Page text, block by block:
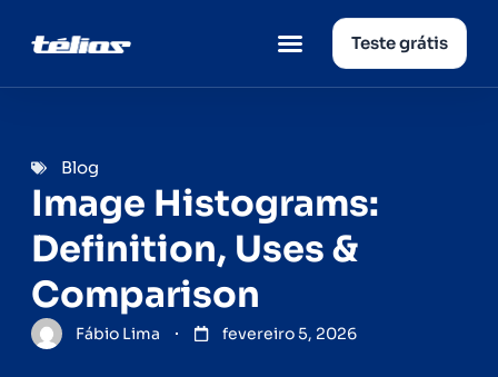
Teste grátis
Blog
Image Histograms:
Definition, Uses &
Comparison
Fábio Lima fevereiro 5, 2026